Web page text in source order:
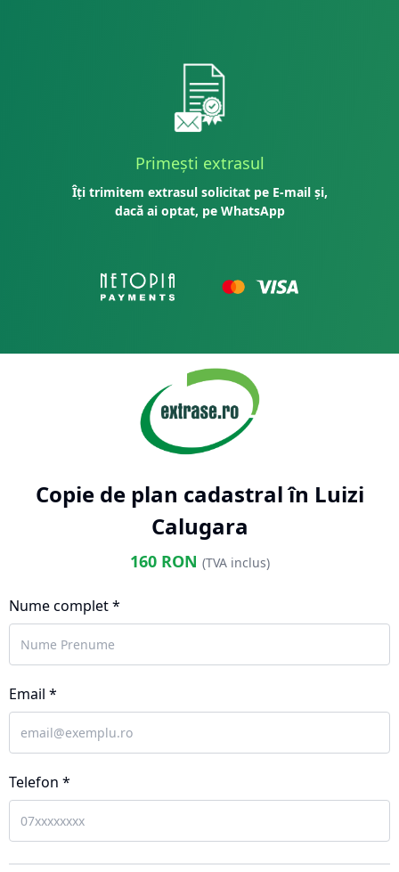
Primești extrasul
Îți trimitem extrasul solicitat pe E-mail și,
dacă ai optat, pe WhatsApp
Copie de plan cadastral în Luizi
Calugara
160RON (TVA inclus)
Nume complet *
Email *
Telefon *